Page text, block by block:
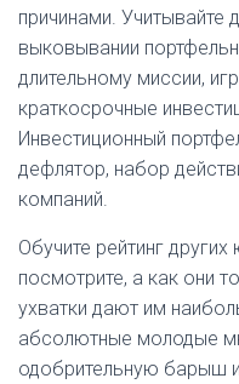
причинами. Учитывайте
выковывании
длительному миссии,
краткосрочные
Инвестиционный
дефлятор, набор
компаний.
Обучите рейтинг
посмотрите, а как они
ухватки дают им
абсолютные молодые
одобрительную барыш